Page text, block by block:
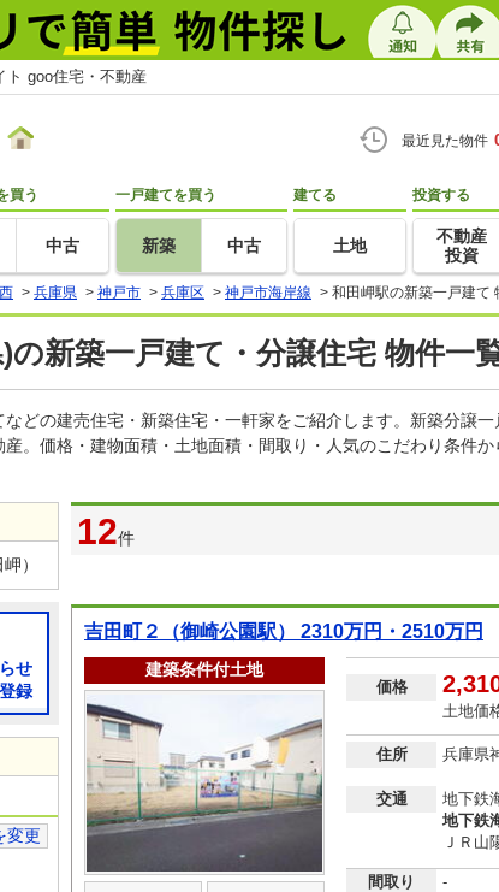
ト goo住宅・不動産
最近見た物件
買う
中古
一戸建てを買う
新築 中古
建てる
土地
投資する
不動産
投資
> 兵庫県 > 神戸市 > 兵庫区 > 神戸市海岸線 > 和田岬駅の新築一戸建て
の新築一戸建て・分譲住宅 物件一
どの建売住宅・新築住宅・一軒家をご紹介します。新築分譲
。価格・建物面積・土地面積・間取り・人気のこだわり条件
12件
吉田町２（御崎公園駅） 2310万円・2510万円
建築条件付土地
価格
土地価
住所 兵庫県
交通
地下鉄
地下鉄
ＪＲ山
間取り
-
）
せ
録
変更